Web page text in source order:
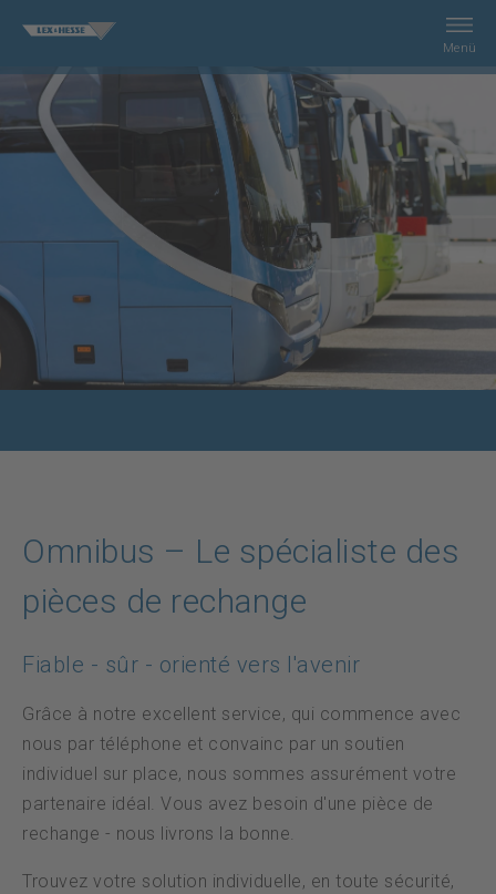
Services
Enterprice
Contact
Shop
DE FR EN
Menü
Omnibus – Le spécialiste des
pièces de rechange
Fiable - sûr - orienté vers l'avenir
Grâce à notre excellent service, qui commence avec
nous par téléphone et convainc par un soutien
individuel sur place, nous sommes assurément votre
partenaire idéal. Vous avez besoin d'une pièce de
rechange - nous livrons la bonne.
Trouvez votre solution individuelle, en toute sécurité,